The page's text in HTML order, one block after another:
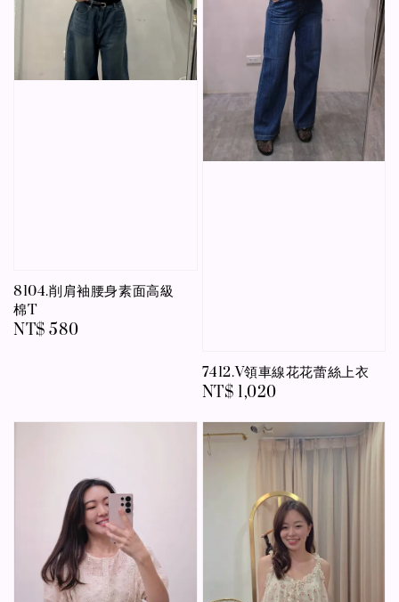
8104.削肩袖腰身素面高級
棉T
Regular
NT$ 580
7412.V領車線花花蕾絲上衣
Regular
NT$ 1,020